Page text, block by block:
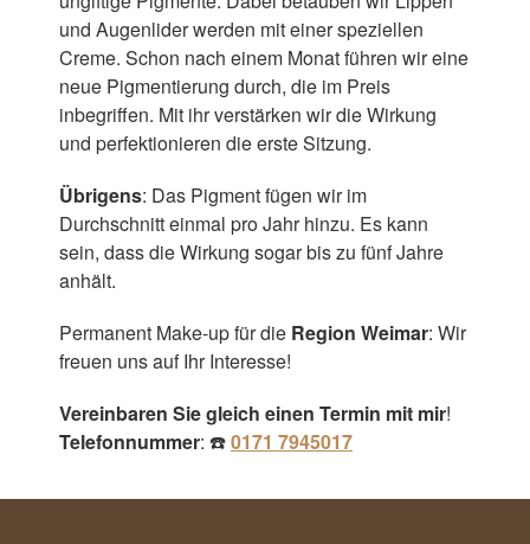
und Augenlider werden mit einer speziellen
Creme. Schon nach einem Monat führen wir eine
neue Pigmentierung durch, die im Preis
inbegriffen. Mit ihr verstärken wir die Wirkung
und perfektionieren die erste Sitzung.
Übrigens: Das Pigment fügen wir im
Durchschnitt einmal pro Jahr hinzu. Es kann
sein, dass die Wirkung sogar bis zu fünf Jahre
anhält.
Permanent Make-up für die Region Weimar: Wir
freuen uns auf Ihr Interesse!
Vereinbaren Sie gleich einen Termin mit mir!
Telefonnummer: ☎️0171 7945017